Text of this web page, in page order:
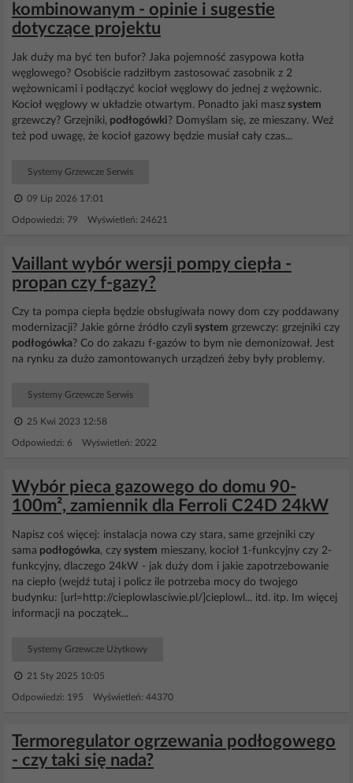
kombinowanym - opinie i sugestie
dotyczące projektu
Jak duży ma być ten bufor? Jaka pojemność zasypowa kotła
węglowego? Osobiście radziłbym zastosować zasobnik z 2
wężownicami i podłączyć kocioł węglowy do jednej z wężownic.
Kocioł węglowy w układzie otwartym. Ponadto jaki masz system
grzewczy? Grzejniki, podłogówki? Domyślam się, ze mieszany. Weź
też pod uwagę, że kocioł gazowy będzie musiał cały czas...
Systemy Grzewcze Serwis
09 Lip 2026 17:01
Odpowiedzi: 79 Wyświetleń: 24621
Vaillant wybór wersji pompy ciepła -
propan czy f-gazy?
Czy ta pompa ciepła będzie obsługiwała nowy dom czy poddawany
modernizacji? Jakie górne źródło czyli system grzewczy: grzejniki czy
podłogówka? Co do zakazu f-gazów to bym nie demonizował. Jest
na rynku za dużo zamontowanych urządzeń żeby były problemy.
Systemy Grzewcze Serwis
25 Kwi 2023 12:58
Odpowiedzi: 6 Wyświetleń: 2022
Wybór pieca gazowego do domu 90-
100m², zamiennik dla Ferroli C24D 24kW
Napisz coś więcej: instalacja nowa czy stara, same grzejniki czy
sama podłogówka, czy system mieszany, kocioł 1-funkcyjny czy 2-
funkcyjny, dlaczego 24kW - jak duży dom i jakie zapotrzebowanie
na ciepło (wejdź tutaj i policz ile potrzeba mocy do twojego
budynku: [url=http://cieplowlasciwie.pl/]cieplowl... itd. itp. Im więcej
informacji na początek...
Systemy Grzewcze Użytkowy
21 Sty 2025 10:05
Odpowiedzi: 195 Wyświetleń: 44370
Termoregulator ogrzewania podłogowego
- czy taki się nada?